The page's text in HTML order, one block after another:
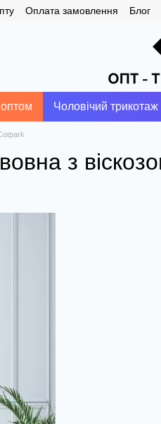
Оплата замовлення Блог
Чоловічий
з